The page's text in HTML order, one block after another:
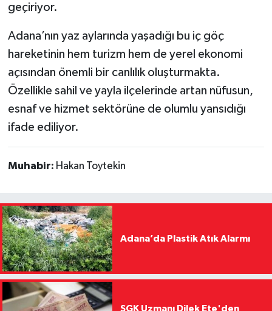
geçiriyor.
Adana’nın yaz aylarında yaşadığı bu iç göç
hareketinin hem turizm hem de yerel ekonomi
açısından önemli bir canlılık oluşturmakta.
Özellikle sahil ve yayla ilçelerinde artan nüfusun,
esnaf ve hizmet sektörüne de olumlu yansıdığı
ifade ediliyor.
Muhabir: Hakan Toytekin
Adana’da Plastik Atık Alarmı
SGK Uzmanı Dilek Ete'den